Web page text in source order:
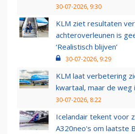
30-07-2026, 9:30
KLM ziet resultaten
achteroverleunen is
‘Realistisch blijven’
30-07-2026, 9:29
KLM laat verbetering
kwartaal, maar de weg
30-07-2026, 8:22
Icelandair tekent voor
A320neo's om laatste